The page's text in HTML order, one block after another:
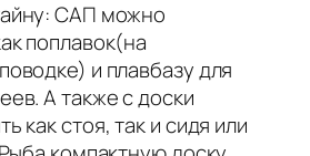
САП можно
поплавок(на
и плавбазу для
А также с доски
как стоя, так и сидя или